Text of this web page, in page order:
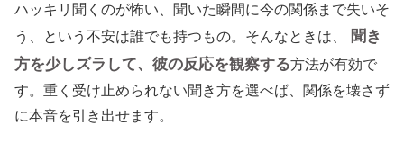
ハッキリ聞くのが怖い、聞いた瞬間に今の関係まで失いそ
う、という不安は誰でも持つもの。そんなときは、
聞き
方を少しズラして、彼の反応を観察する方法が有効で
す。重く受け止められない聞き方を選べば、関係を壊さず
に本音を引き出せます。